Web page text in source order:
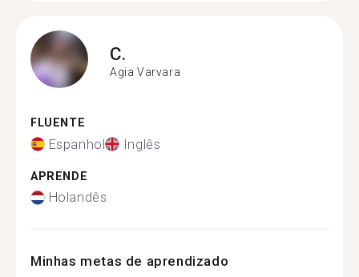
C.
Agia Varvara
FLUENTE
Espanhol Inglês
APRENDE
Holandês
Minhas metas de aprendizado